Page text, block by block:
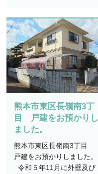
熊本市東区長嶺南3丁
目 戸建をお預かりし
ました。
熊本市東区長嶺南3丁目
戸建をお預かりしました。
令和５年11月に外壁及び